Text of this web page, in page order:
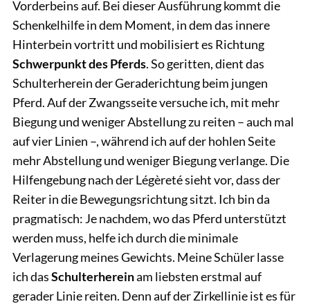
Vorderbeins auf. Bei dieser Ausführung kommt die
Schenkelhilfe in dem Moment, in dem das innere
Hinterbein vortritt und mobilisiert es Richtung
Schwerpunkt des Pferds. So geritten, dient das
Schulterherein der Geraderichtung beim jungen
Pferd. Auf der Zwangsseite versuche ich, mit mehr
Biegung und weniger Abstellung zu reiten – auch mal
auf vier Linien –, während ich auf der hohlen Seite
mehr Abstellung und weniger Biegung verlange. Die
Hilfengebung nach der Légèreté sieht vor, dass der
Reiter in die Bewegungsrichtung sitzt. Ich bin da
pragmatisch: Je nachdem, wo das Pferd unterstützt
werden muss, helfe ich durch die minimale
Verlagerung meines Gewichts. Meine Schüler lasse
ich dasSchulterhereinam liebsten erstmal auf
gerader Linie reiten. Denn auf der Zirkellinie ist es für